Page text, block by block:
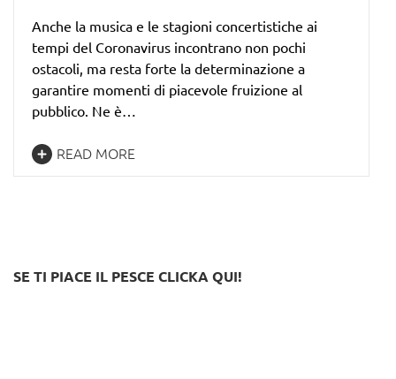
Anche la musica e le stagioni concertistiche ai
tempi del Coronavirus incontrano non pochi
ostacoli, ma resta forte la determinazione a
garantire momenti di piacevole fruizione al
pubblico. Ne è…
READ MORE
SE TI PIACE IL PESCE CLICKA QUI!